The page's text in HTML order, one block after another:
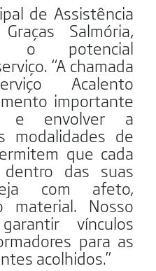
de Assistência
Salmória,
o potencial
“A chamada
Acalento
importante
e envolver a
modalidades de
que cada
das suas
com afeto,
material. Nosso
vínculos
para as
acolhidos.”